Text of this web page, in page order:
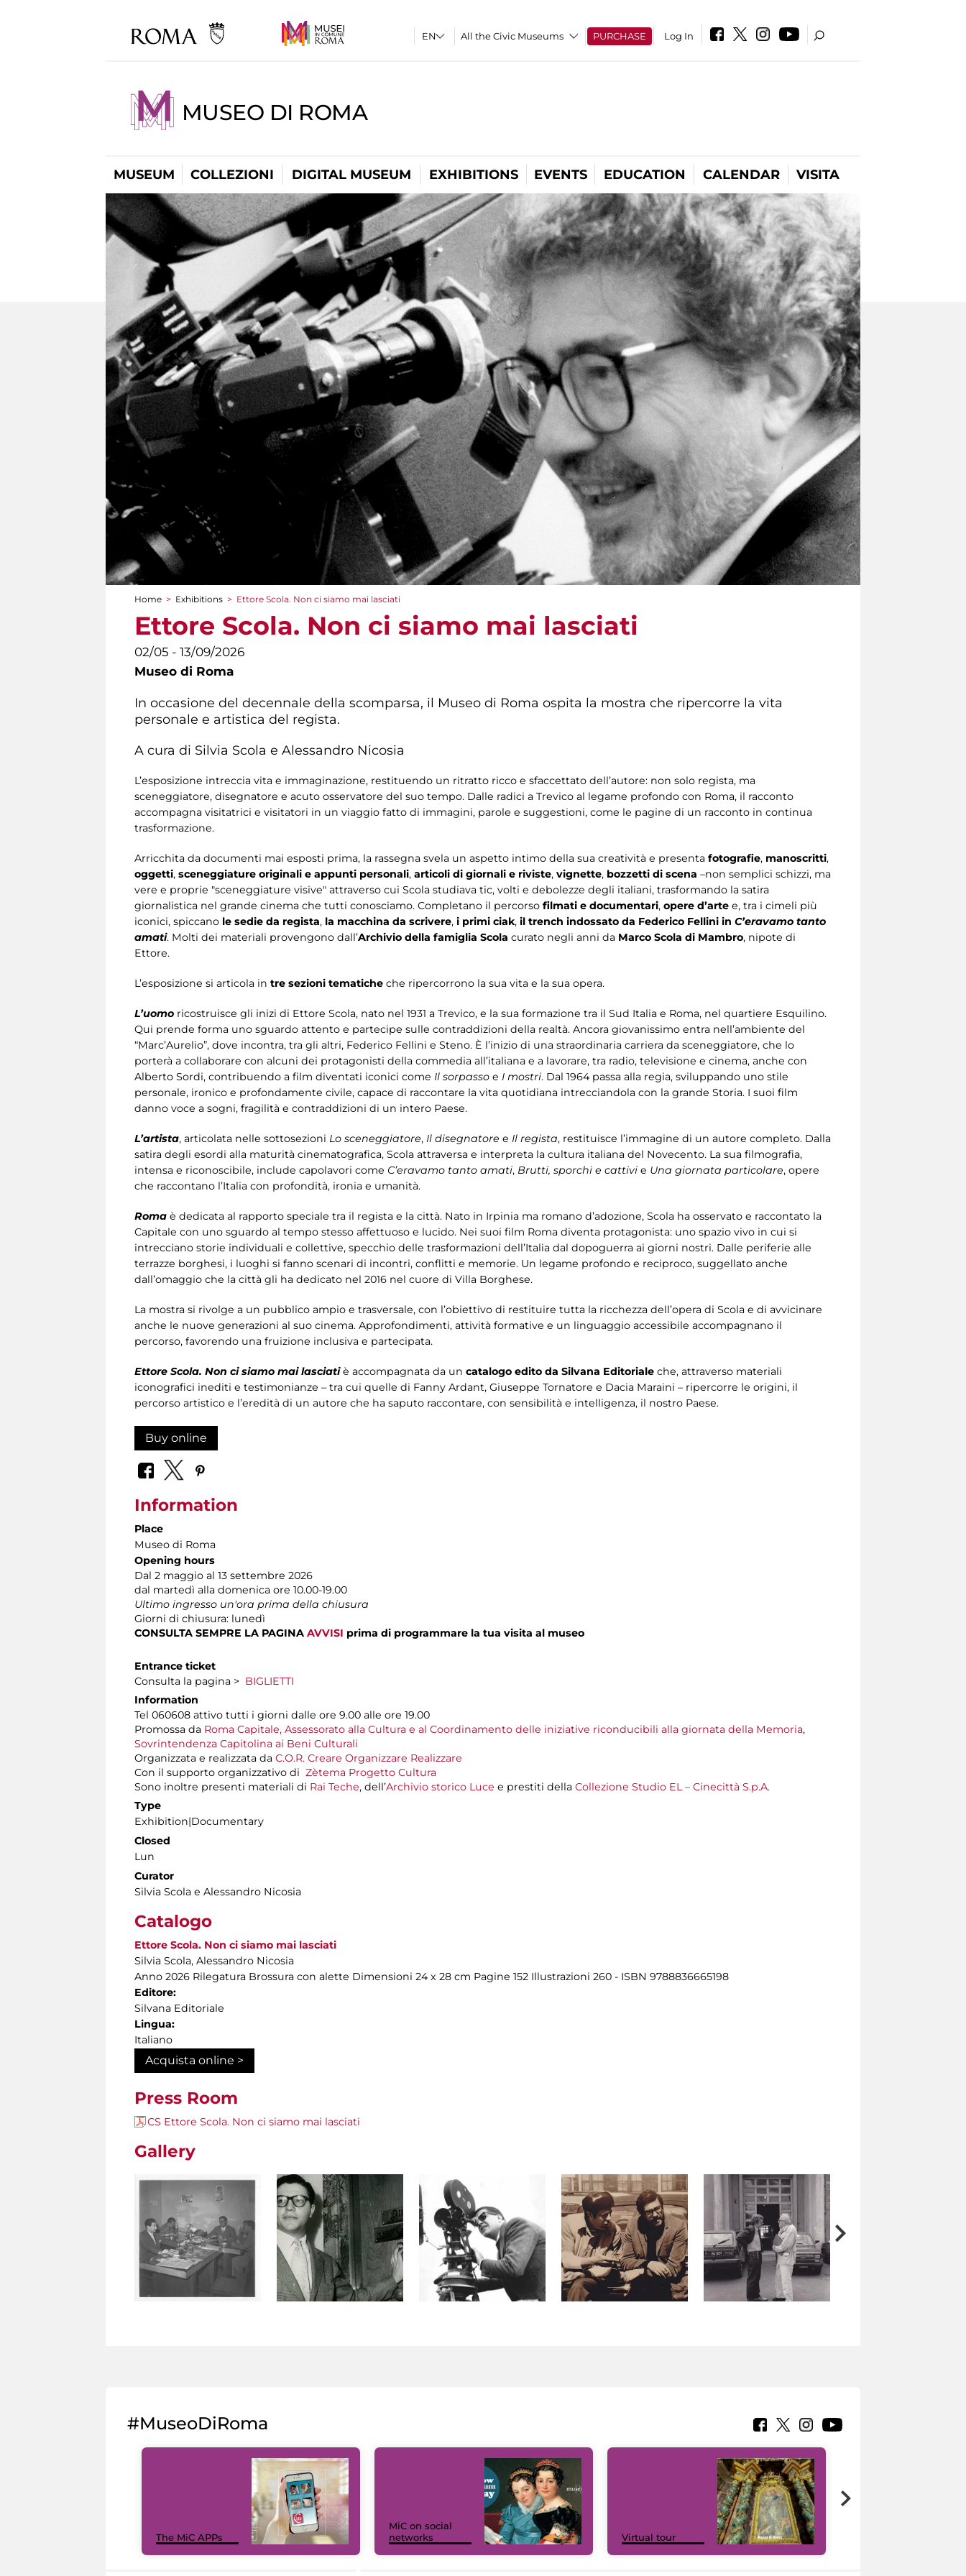
All the Civic Museums PURCHASE Log In
MUSEO DI ROMA
MUSEUM COLLEZIONI DIGITAL MUSEUM EXHIBITIONS EVENTS EDUCATION CALENDAR VISITA
You are here
Home > Exhibitions > Ettore Scola. Non ci siamo mai lasciati
Ettore Scola. Non ci siamo mai lasciati
02/05 - 13/09/2026
Museo di Roma
In occasione del decennale della scomparsa, il Museo di Roma ospita la mostra che ripercorre la vita
personale e artistica del regista.
A cura di Silvia Scola e Alessandro Nicosia
L’esposizione intreccia vita e immaginazione, restituendo un ritratto ricco e sfaccettato dell’autore: non solo regista, ma
sceneggiatore, disegnatore e acuto osservatore del suo tempo. Dalle radici a Trevico al legame profondo con Roma, il racconto
accompagna visitatrici e visitatori in un viaggio fatto di immagini, parole e suggestioni, come le pagine di un racconto in continua
trasformazione.
Arricchita da documenti mai esposti prima, la rassegna svela un aspetto intimo della sua creatività e presenta fotografie, manoscritti,
oggetti, sceneggiature originali e appunti personali, articoli di giornali e riviste, vignette, bozzetti di scena –non semplici schizzi, ma
vere e proprie "sceneggiature visive" attraverso cui Scola studiava tic, volti e debolezze degli italiani, trasformando la satira
giornalistica nel grande cinema che tutti conosciamo. Completano il percorso filmati e documentari, opere d’arte e, tra i cimeli più
iconici, spiccano le sedie da regista, la macchina da scrivere, i primi ciak, il trench indossato da Federico Fellini in C’eravamo tanto
amati. Molti dei materiali provengono dall’Archivio della famiglia Scola curato negli anni da Marco Scola di Mambro, nipote di
Ettore.
L’esposizione si articola in tre sezioni tematiche che ripercorrono la sua vita e la sua opera.
L’uomo ricostruisce gli inizi di Ettore Scola, nato nel 1931 a Trevico, e la sua formazione tra il Sud Italia e Roma, nel quartiere Esquilino.
Qui prende forma uno sguardo attento e partecipe sulle contraddizioni della realtà. Ancora giovanissimo entra nell’ambiente del
“Marc’Aurelio”, dove incontra, tra gli altri, Federico Fellini e Steno. È l’inizio di una straordinaria carriera da sceneggiatore, che lo
porterà a collaborare con alcuni dei protagonisti della commedia all’italiana e a lavorare, tra radio, televisione e cinema, anche con
Alberto Sordi, contribuendo a film diventati iconici come Il sorpasso e I mostri. Dal 1964 passa alla regia, sviluppando uno stile
personale, ironico e profondamente civile, capace di raccontare la vita quotidiana intrecciandola con la grande Storia. I suoi film
danno voce a sogni, fragilità e contraddizioni di un intero Paese.
L’artista, articolata nelle sottosezioni Lo sceneggiatore, Il disegnatore e Il regista, restituisce l’immagine di un autore completo. Dalla
satira degli esordi alla maturità cinematografica, Scola attraversa e interpreta la cultura italiana del Novecento. La sua filmografia,
intensa e riconoscibile, include capolavori come C’eravamo tanto amati, Brutti, sporchi e cattivi e Una giornata particolare, opere
che raccontano l’Italia con profondità, ironia e umanità.
Roma è dedicata al rapporto speciale tra il regista e la città. Nato in Irpinia ma romano d’adozione, Scola ha osservato e raccontato la
Capitale con uno sguardo al tempo stesso affettuoso e lucido. Nei suoi film Roma diventa protagonista: uno spazio vivo in cui si
intrecciano storie individuali e collettive, specchio delle trasformazioni dell’Italia dal dopoguerra ai giorni nostri. Dalle periferie alle
terrazze borghesi, i luoghi si fanno scenari di incontri, conflitti e memorie. Un legame profondo e reciproco, suggellato anche
dall’omaggio che la città gli ha dedicato nel 2016 nel cuore di Villa Borghese.
La mostra si rivolge a un pubblico ampio e trasversale, con l’obiettivo di restituire tutta la ricchezza dell’opera di Scola e di avvicinare
anche le nuove generazioni al suo cinema. Approfondimenti, attività formative e un linguaggio accessibile accompagnano il
percorso, favorendo una fruizione inclusiva e partecipata.
Ettore Scola. Non ci siamo mai lasciatiè accompagnata da un catalogo edito da Silvana Editoriale che, attraverso materiali
iconografici inediti e testimonianze – tra cui quelle di Fanny Ardant, Giuseppe Tornatore e Dacia Maraini – ripercorre le origini, il
percorso artistico e l’eredità di un autore che ha saputo raccontare, con sensibilità e intelligenza, il nostro Paese.
Buy online
Information
Place
Museo di Roma
Opening hours
Dal 2 maggio al 13 settembre 2026
dal martedì alla domenica ore 10.00-19.00
Ultimo ingresso un'ora prima della chiusura
Giorni di chiusura: lunedì
CONSULTA SEMPRE LA PAGINA AVVISI prima di programmare la tua visita al museo
Entrance ticket
Consulta la pagina > BIGLIETTI
Information
Tel 060608 attivo tutti i giorni dalle ore 9.00 alle ore 19.00
Promossa da Roma Capitale, Assessorato alla Cultura e al Coordinamento delle iniziative riconducibili alla giornata della Memoria,
Sovrintendenza Capitolina ai Beni Culturali
Organizzata e realizzata da C.O.R. Creare Organizzare Realizzare
Con il supporto organizzativo di Zètema Progetto Cultura
Sono inoltre presenti materiali di Rai Teche, dell’Archivio storico Luce e prestiti della Collezione Studio EL – Cinecittà S.p.A.
Type
Exhibition|Documentary
Closed
Lun
Curator
Silvia Scola e Alessandro Nicosia
Catalogo
Ettore Scola. Non ci siamo mai lasciati
Silvia Scola, Alessandro Nicosia
Anno 2026 Rilegatura Brossura con alette Dimensioni 24 x 28 cm Pagine 152 Illustrazioni 260 - ISBN 9788836665198
Editore:
Silvana Editoriale
Lingua:
Italiano
Acquista online >
Press Room
CS Ettore Scola. Non ci siamo mai lasciati
Gallery
#MuseoDiRoma
The MiC APPs
MiC on social
networks
Virtual tour